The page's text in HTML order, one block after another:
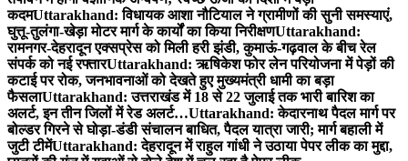
कदमUttarakhand: विधायक आशा नौटियाल ने ग्रामीणों की सुनी समस्याएं,
घुत्तू-तुलंगा-खेड़ा मोटर मार्ग के कार्यों का किया निरीक्षणUttarakhand:
रामनगर-देहरादून एक्सप्रेस को मिली हरी झंडी, कुमाऊं-गढ़वाल के बीच रेल
संपर्क को नई रफ्तारUttarakhand: ऋषिकेश फोर लेन परियोजना में पेड़ों की
कटाई पर रोक, जनभावनाओं को देखते हुए मुख्यमंत्री धामी का बड़ा
फैसलाUttarakhand: उत्तराखंड में 18 से 22 जुलाई तक भारी बारिश का
अलर्ट, इन तीन जिलों में रेड अलर्ट…Uttarakhand: केदारनाथ पैदल मार्ग पर
बोल्डर गिरने से घोड़ा-डंडी संचालन बाधित, पैदल यात्रा जारी; मार्ग बहाली में
जुटी टीमेंUttarakhand: देहरादून में राहुल गांधी ने उठाया पेपर लीक का मुद्दा,